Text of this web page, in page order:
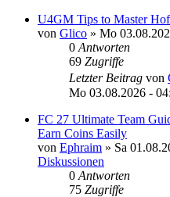
U4GM Tips to Master
von Glico » Mo
0 Antworten
69 Zugriffe
Letzter Beitrag von
Mo 03.08.2026 -
FC 27 Ultimate Team
Earn Coins Easily
von Ephraim » Sa
Diskussionen
0 Antworten
75 Zugriffe